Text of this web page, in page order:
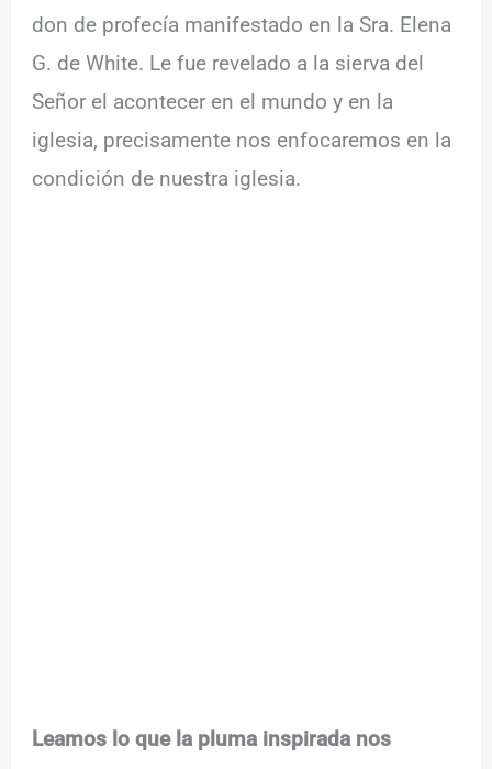
don de profecía manifestado en la Sra. Elena
G. de White. Le fue revelado a la sierva del
Señor el acontecer en el mundo y en la
iglesia, precisamente nos enfocaremos en la
condición de nuestra iglesia.
Leamos lo que la pluma inspirada nos